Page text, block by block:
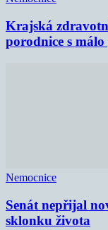
Krajská
porodnice s
Nemocnice
Senát nepřijal
sklonku života